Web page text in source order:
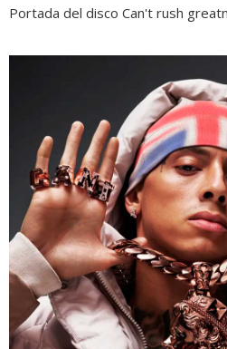
Portada del disco Can't rush